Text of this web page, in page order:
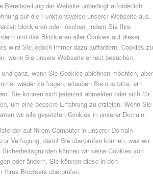
Bereitstellung der Website unbedingt erforderlich
auf die Funktionsweise unserer Webseite aus.
blockieren oder löschen, indem Sie Ihre
und das Blockieren aller Cookies auf dieser
wird Sie jedoch immer dazu auffordern, Cookies zu
wenn Sie unsere Webseite erneut besuchen.
ganz, wenn Sie Cookies ablehnen möchten, aber
wieder zu fragen, erlauben Sie uns bitte, ein
Sie können sich jederzeit abmelden oder sich für
um eine bessere Erfahrung zu erzielen. Wenn Sie
wir alle gesetzten Cookies in unserer Domain.
der auf Ihrem Computer in unserer Domain
Verfügung, damit Sie überprüfen können, was wir
können wir keine Cookies von
oder ändern. Sie können diese in den
Ihres Browsers überprüfen.